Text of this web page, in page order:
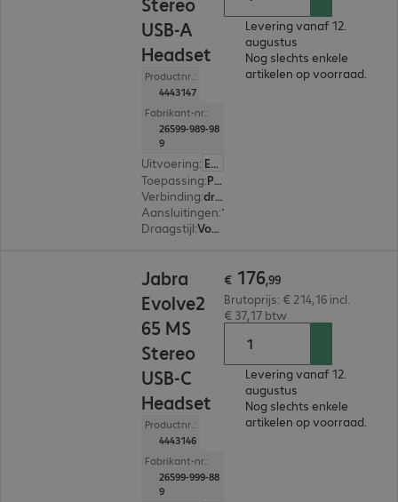
USB-A
Headset
Productnr.:
4443147
Fabrikant-nr.:
26599-989-98
9
Uitvoering: Europa
Toepassing: PC, Notebook, Tablet, Smartphone
Verbinding:
draadloos
Aansluitingen:
Draagstijl: Voor beide oren
Levering vanaf 12.
augustus
Nog slechts enkele
artikelen op voorraad.
Jabra
Evolve2
65 MS
Stereo
USB-C
Headset
Productnr.:
4443146
Fabrikant-nr.:
26599-999-88
9
€ 176,99
Brutoprijs: € 214,16 incl.
€ 37,17 btw
Levering vanaf 12.
augustus
Nog slechts enkele
artikelen op voorraad.